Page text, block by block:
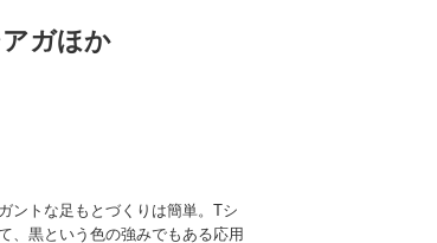
ガほか
ントな足もとづくりは簡単。Tシ
、黒という色の強みでもある応用